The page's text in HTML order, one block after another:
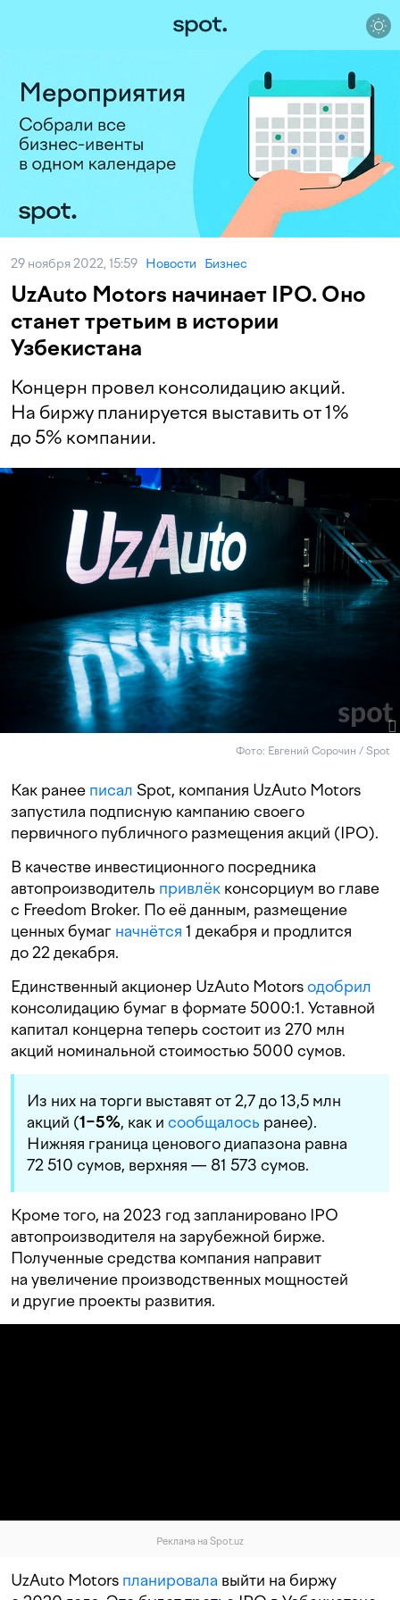
29 ноября 2022, 15:59 Новости Бизнес
UzAuto Motors начинает IPO. Оно
станет третьим в истории
Узбекистана
Концерн провел консолидацию акций.
На биржу планируется выставить от 1%
до 5% компании.
Фото: Евгений Сорочин / Spot
Как ранее писал Spot, компания UzAuto Motors
запустила подписную кампанию своего
первичного публичного размещения акций (IPO).
В качестве инвестиционного посредника
автопроизводитель привлёк консорциум во главе
с Freedom Broker. По её данным, размещение
ценных бумаг начнётся 1 декабря и продлится
до 22 декабря.
Единственный акционер UzAuto Motorsодобрил
консолидацию бумаг в формате 5000:1. Уставной
капитал концерна теперь состоит из 270 млн
акций номинальной стоимостью 5000 сумов.
Из них на торги выставят от 2,7 до 13,5 млн
акций (1−5%, как и сообщалось ранее).
Нижняя граница ценового диапазона равна
72 510 сумов, верхняя — 81 573 сумов.
Кроме того, на 2023 год запланировано IPO
автопроизводителя на зарубежной бирже.
Полученные средства компания направит
на увеличение производственных мощностей
и другие проекты развития.
Реклама на Spot.uz
UzAuto Motors планировала выйти на биржу